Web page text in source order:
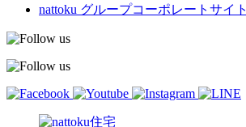
nattoku グループコーポレートサイト